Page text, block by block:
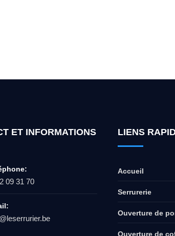
ET INFORMATIONS
09 31 70
LIENS
Accueil
Serrurerie
Ouverture de
Ouverture de